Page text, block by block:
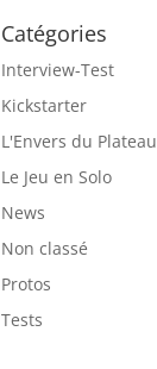
Catégories
Interview-Test
Kickstarter
L'Envers du Plateau
Le Jeu en Solo
News
Non classé
Protos
Tests